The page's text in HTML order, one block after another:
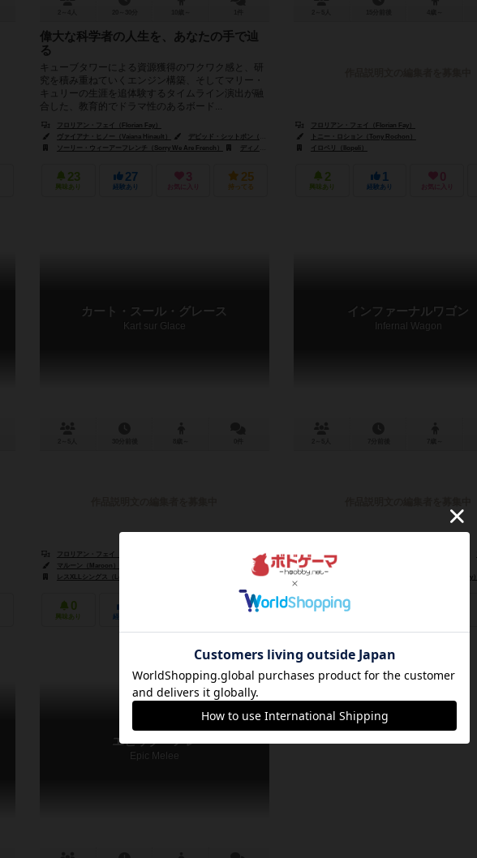
偉大な科学者の人生を、あなたの手で辿
る
キューブタワーによる資源獲得のワクワク感と、研
究を積み重ねていくエンジン構築、そしてマリー・
キュリーの生涯を追体験するタイムライン演出が融
合した、教育的でドラマ性のあるボード...
フロリアン・フェイ（Florian Fay）
ヴァイアナ・ヒノー（Vaiana Hinault）
デビッド・シットボン（David Sitbon）
ソーリー・ウィーアーフレンチ（Sorry We Are French）
ディノ・トイズ・s.r.o.（Dino Toys s. r. o.）
23
興味あり
27
経験あり
3
お気に入り
25
持ってる
フロリアン・フェイ（Florian Fay）
トニー・ロション（Tony Rochon）
イロペリ（Ilopeli）
2
興味あり
1
経験あり
0
お気に入り
カート・スール・グレース
Kart sur Glace
フロリアン・フェイ（Florian Fay）
マルーン（Maroon）
レスXLLシングス（Les XII Singes）
0
興味あり 経験あり
0
インファーナルワゴン
Infernal Wagon
アレクサンドル・エマリット（Alexandre Emerit）
トーマス・ブリソ（Thomas Brissot）
イエロ（IELLO）
TCGファクトリー（Tcg Factory）
2
エピック・メレ
Epic Melee